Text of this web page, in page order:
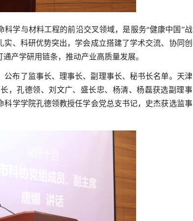
学与材料工程的前沿交叉领域，是服务“健康中国”战
、科研优势突出，学会成立搭建了学术交流、协同创
产学研用链条，推动产业高质量发展。
布了监事长、理事长、副理事长、秘书长名单。天津
，孔德领、刘文广、盛长忠、杨清、杨磊获选副理事
学学院孔德领教授任学会党总支书记，史杰获选监事